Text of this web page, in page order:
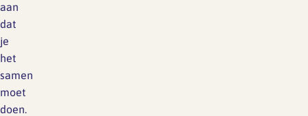
aan
dat
je
het
samen
moet
doen.